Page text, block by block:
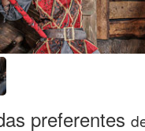
preferentes